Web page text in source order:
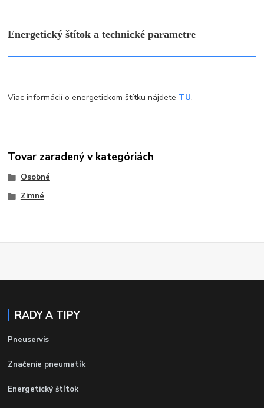
Energetický štítok a technické parametre
Viac informácií o energetickom štítku nájdete TU.
Tovar zaradený v kategóriách
Osobné
Zimné
RADY A TIPY
Pneuservis
Značenie pneumatík
Energetický štítok